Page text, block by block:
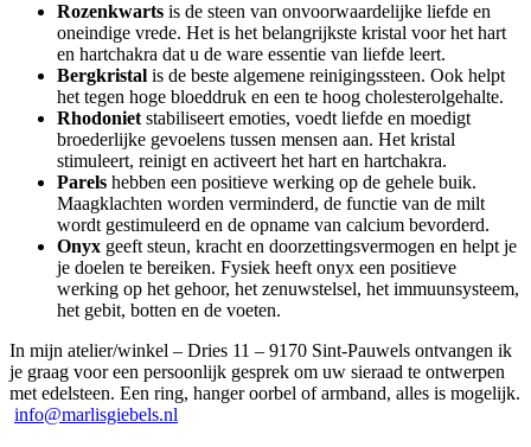
Rozenkwarts is de steen van onvoorwaardelijke liefde en
oneindige vrede. Het is het belangrijkste kristal voor het hart
en hartchakra dat u de ware essentie van liefde leert.
Bergkristal is de beste algemene reinigingssteen. Ook helpt
het tegen hoge bloeddruk en een te hoog cholesterolgehalte.
Rhodoniet stabiliseert emoties, voedt liefde en moedigt
broederlijke gevoelens tussen mensen aan. Het kristal
stimuleert, reinigt en activeert het hart en hartchakra.
Parels hebben een positieve werking op de gehele buik.
Maagklachten worden verminderd, de functie van de milt
wordt gestimuleerd en de opname van calcium bevorderd.
Onyx geeft steun, kracht en doorzettingsvermogen en helpt je
je doelen te bereiken. Fysiek heeft onyx een positieve
werking op het gehoor, het zenuwstelsel, het immuunsysteem,
het gebit, botten en de voeten.
In mijn atelier/winkel – Dries 11 – 9170 Sint-Pauwels ontvangen ik
je graag voor een persoonlijk gesprek om uw sieraad te ontwerpen
met edelsteen. Een ring, hanger oorbel of armband, alles is mogelijk.
info@marlisgiebels.nl